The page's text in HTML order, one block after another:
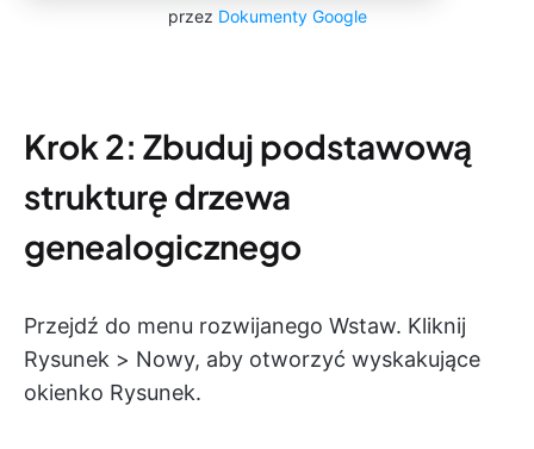
przez Dokumenty Google
Krok 2: Zbuduj podstawową
strukturę drzewa
genealogicznego
Przejdź do menu rozwijanego Wstaw. Kliknij
Rysunek > Nowy, aby otworzyć wyskakujące
okienko Rysunek.